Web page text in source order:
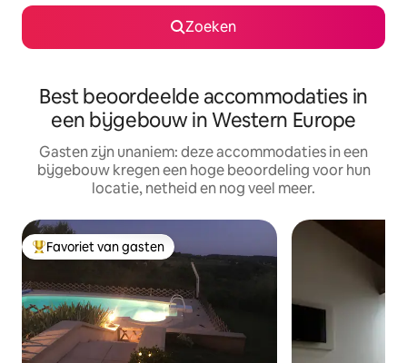
Zoeken
Best beoordeelde accommodaties in
een bijgebouw in Western Europe
Gasten zijn unaniem: deze accommodaties in een
bijgebouw kregen een hoge beoordeling voor hun
locatie, netheid en nog veel meer.
Topfavoriet van gasten
Favoriet van gasten